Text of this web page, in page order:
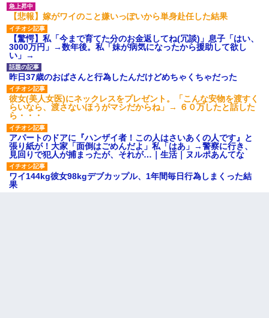
【悲報】嫁がワイのこと嫌いっぽいから単身赴任した結果
【驚愕】私「今まで育てた分のお金返してね(冗談)」息子「はい、
3000万円」→数年後。私「妹が病気になったから援助して欲し
い」→
昨日37歳のおばさんと行為したんだけどめちゃくちゃだった
彼女(美人女医)にネックレスをプレゼント。「こんな安物を渡すく
らいなら、渡さないほうがマシだからね」→ ６０万したと話した
ら・・・
アパートのドアに『ハンザイ者！この人はさいあくの人です』と
張り紙が！大家「面倒はごめんだよ」私「はあ」→警察に行き、
見回りで犯人が捕まったが、それが…｜生活｜ヌルポあんてな
ワイ144kg彼女98kgデブカップル、1年間毎日行為しまくった結
果